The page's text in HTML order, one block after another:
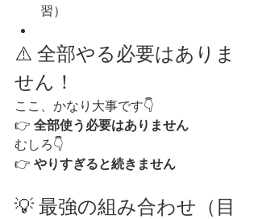
習）
⚠️ 全部やる必要はありま
せん！
ここ、かなり大事です👇
👉 全部使う必要はありません
むしろ👇
👉 やりすぎると続きません
💡 最強の組み合わせ（目